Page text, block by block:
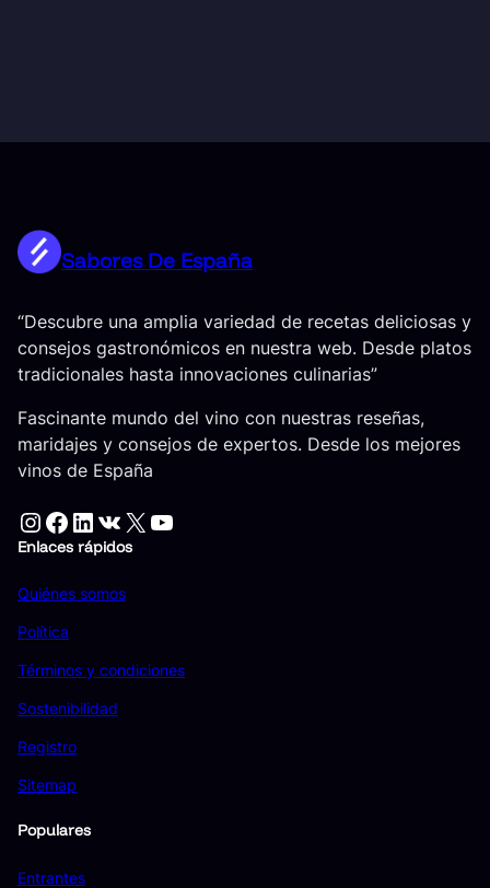
Sabores De España
“Descubre una amplia variedad de recetas deliciosas y
consejos gastronómicos en nuestra web. Desde platos
tradicionales hasta innovaciones culinarias”
Fascinante mundo del vino con nuestras reseñas,
maridajes y consejos de expertos. Desde los mejores
vinos de España
Instagram Facebook LinkedIn VK X YouTube
Enlaces rápidos
Quiénes somos
Política
Términos y condiciones
Sostenibilidad
Registro
Sitemap
Populares
Entrantes